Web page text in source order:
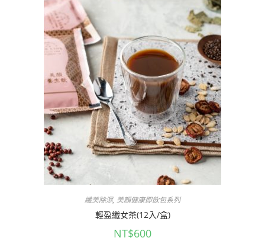
纖美除濕, 美顏健康即飲包系列
輕盈纖女茶(12入/盒)
NT$600